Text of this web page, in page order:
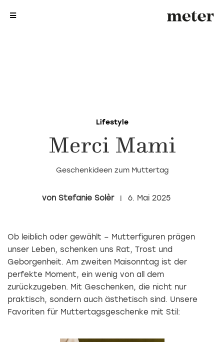
Lifestyle
Merci Mami
Geschenkideen zum Muttertag
Stefanie Solèr 6. Mai 2025
Ob leiblich oder gewählt – Mutterfiguren prägen
unser Leben, schenken uns Rat, Trost und
Geborgenheit. Am zweiten Maisonntag ist der
perfekte Moment, ein wenig von all dem
zurückzugeben. Mit Geschenken, die nicht nur
praktisch, sondern auch ästhetisch sind. Unsere
Favoriten für Muttertagsgeschenke mit Stil: